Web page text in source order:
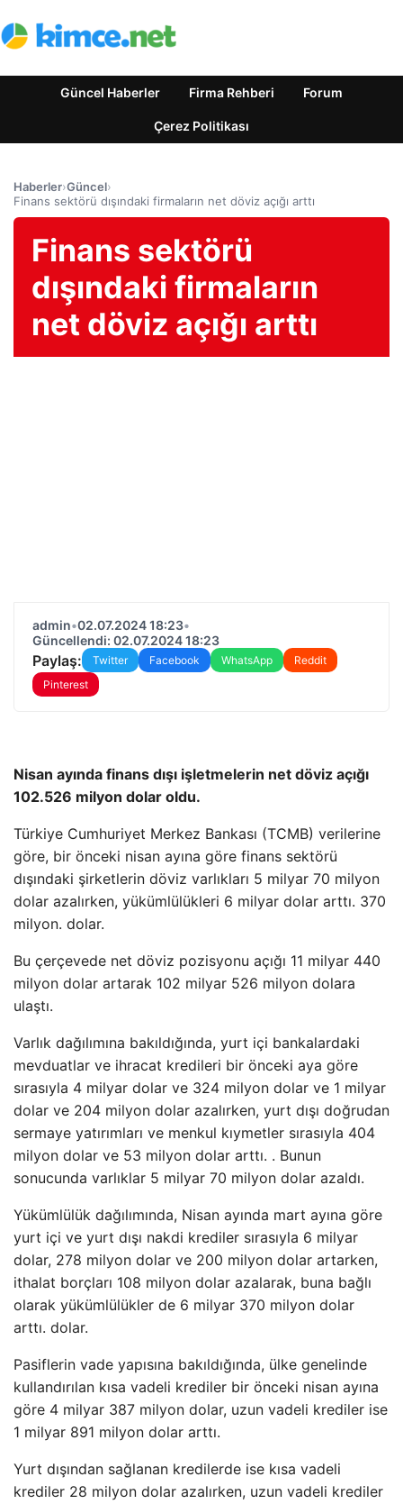
Güncel Haberler Firma Rehberi Forum
Çerez Politikası
Haberler›Güncel›
Finans sektörü dışındaki firmaların net döviz açığı arttı
Finans sektörü
dışındaki firmaların
net döviz açığı arttı
admin•02.07.2024 18:23•
Güncellendi: 02.07.2024 18:23
Paylaş: Twitter Facebook WhatsApp
Reddit
Pinterest
Nisan ayında finans dışı işletmelerin net döviz açığı
102.526 milyon dolar oldu.
Türkiye Cumhuriyet Merkez Bankası (TCMB) verilerine
göre, bir önceki nisan ayına göre finans sektörü
dışındaki şirketlerin döviz varlıkları 5 milyar 70 milyon
dolar azalırken, yükümlülükleri 6 milyar dolar arttı. 370
milyon. dolar.
Bu çerçevede net döviz pozisyonu açığı 11 milyar 440
milyon dolar artarak 102 milyar 526 milyon dolara
ulaştı.
Varlık dağılımına bakıldığında, yurt içi bankalardaki
mevduatlar ve ihracat kredileri bir önceki aya göre
sırasıyla 4 milyar dolar ve 324 milyon dolar ve 1 milyar
dolar ve 204 milyon dolar azalırken, yurt dışı doğrudan
sermaye yatırımları ve menkul kıymetler sırasıyla 404
milyon dolar ve 53 milyon dolar arttı. . Bunun
sonucunda varlıklar 5 milyar 70 milyon dolar azaldı.
Yükümlülük dağılımında, Nisan ayında mart ayına göre
yurt içi ve yurt dışı nakdi krediler sırasıyla 6 milyar
dolar, 278 milyon dolar ve 200 milyon dolar artarken,
ithalat borçları 108 milyon dolar azalarak, buna bağlı
olarak yükümlülükler de 6 milyar 370 milyon dolar
arttı. dolar.
Pasiflerin vade yapısına bakıldığında, ülke genelinde
kullandırılan kısa vadeli krediler bir önceki nisan ayına
göre 4 milyar 387 milyon dolar, uzun vadeli krediler ise
1 milyar 891 milyon dolar arttı.
Yurt dışından sağlanan kredilerde ise kısa vadeli
krediler 28 milyon dolar azalırken, uzun vadeli krediler